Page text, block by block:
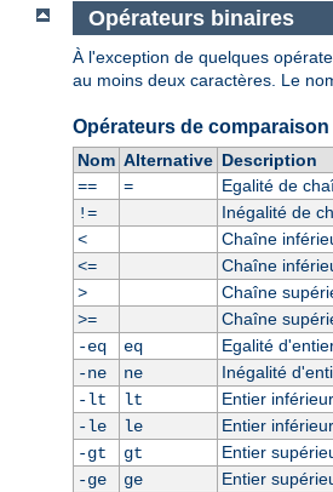
Opérateurs binaires
À l'exception de quelques
au moins deux caractères. Le
Opérateurs de comparaison
Nom Alternative Description
==
=
Egalité de
!=
Inégalité de
<
Chaîne
<=
Chaîne
>
Chaîne
>=
Chaîne
-eq
eq
Egalité
-ne
ne
Inégalité
-lt
lt
Entier
-le
le
Entier
-gt
gt
Entier
-ge
ge Entier